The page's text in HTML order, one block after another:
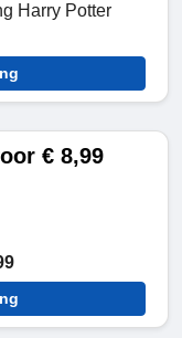
Harry Potter
€ 8,99